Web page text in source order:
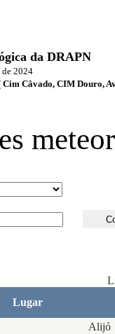
da DRAPN
2024
Cim Câvado, CIM Douro,
Lugar
Alijó